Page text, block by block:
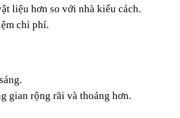
liệu hơn so với nhà kiểu cách.
chi phí.
gian rộng rãi và thoáng hơn.